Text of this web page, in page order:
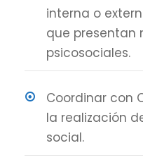
interna o
que presentan
psicosociales.
Coordinar con
la realización
social.